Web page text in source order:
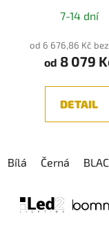
7-14 dní
od 6 676,86 Kč bez
od 8 079
DETAIL
Bílá Černá